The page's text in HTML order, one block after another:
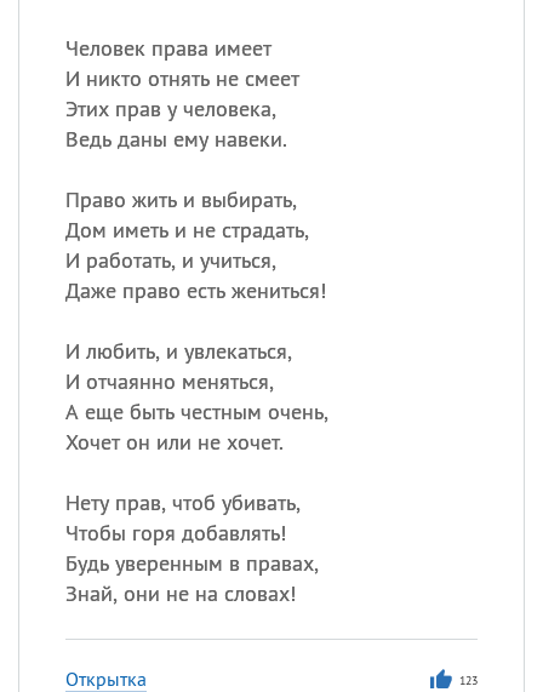
Человек права имеет
И никто отнять не смеет
Этих прав у человека,
Ведь даны ему навеки.
Право жить и выбирать,
Дом иметь и не страдать,
И работать, и учиться,
Даже право есть жениться!
И любить, и увлекаться,
И отчаянно меняться,
А еще быть честным очень,
Хочет он или не хочет.
Нету прав, чтоб убивать,
Чтобы горя добавлять!
Будь уверенным в правах,
Знай, они не на словах!
Открытка 123
Посмотреть значение
происхождение